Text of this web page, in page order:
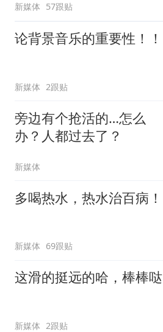
新媒体 57跟贴
论背景音乐的重要性！！
新媒体 2跟贴
旁边有个抢活的…怎么
办？人都过去了？
新媒体
多喝热水，热水治百病！
新媒体 69跟贴
这滑的挺远的哈，棒棒哒
新媒体 2跟贴